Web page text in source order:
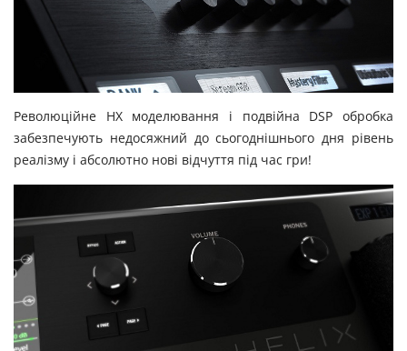
Революційне HX моделювання і подвійна DSP обробка
забезпечують недосяжний до сьогоднішнього дня рівень
реалізму і абсолютно нові відчуття під час гри!